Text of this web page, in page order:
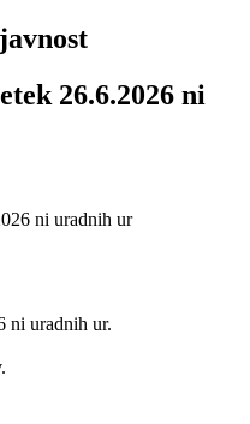
26.6.2026 ni
ni uradnih ur.